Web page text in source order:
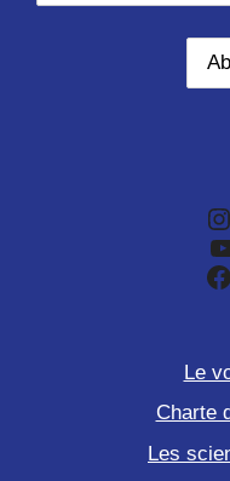
Le
Charte
Les